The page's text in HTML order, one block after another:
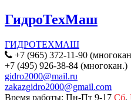
ГидроТехМаш
ГИДРОТЕХМАШ
+7 (965) 372-11-90
+7 (495) 926-38-84 (многокан.)
gidro2000@mail.ru
zakazgidro2000@gmail.com
Время работы: Пн-Пт 9-17 Сб,